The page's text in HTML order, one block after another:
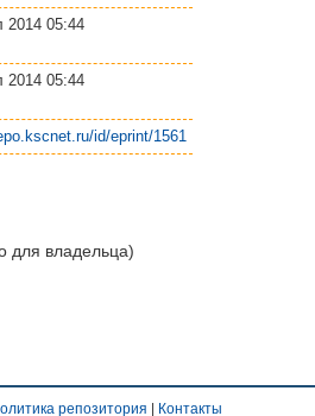
2014 05:44
2014 05:44
id/eprint/1561
для владельца)
репозитория | Контакты